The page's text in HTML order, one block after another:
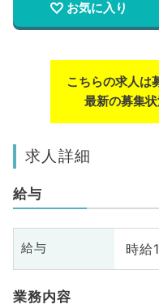
お気に入り
こちらの求人は
最新の募集状
求人詳細
給与
給与 時給
業務内容